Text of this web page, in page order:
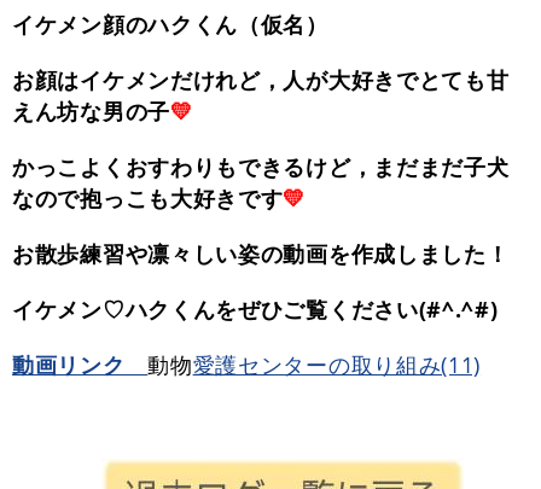
イケメン顔のハクくん（仮名）
お顔はイケメンだけれど，人が大好きでとても甘
えん坊な男の子💛
かっこよくおすわりもできるけど，まだまだ子犬
なので抱っこも大好きです💛
お散歩練習や凛々しい姿の動画を作成しました！
イケメン♡ハクくんをぜひご覧ください(#^.^#)
動画リンク動物愛護センターの取り組み(11)